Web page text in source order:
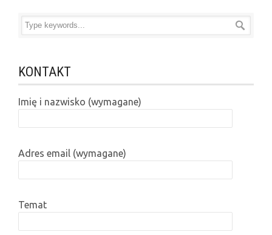
KONTAKT
Imię i nazwisko (wymagane)
Adres email (wymagane)
Temat